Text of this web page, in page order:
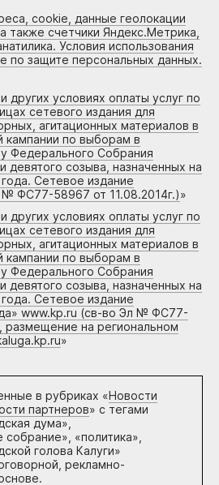
cookie, данные геолокации
также счетчики Яндекс.Метрика,
Условия использования
по защите персональных данных.
других условиях оплаты услуг по
сетевого издания для
агитационных материалов в
кампании по выборам в
Федерального Собрания
девятого созыва, назначенных на
Сетевое издание
ФС77-58967 от 11.08.2014г.)»
других условиях оплаты услуг по
сетевого издания для
агитационных материалов в
кампании по выборам в
Федерального Собрания
девятого созыва, назначенных на
Сетевое издание
www.kp.ru (св-во Эл № ФС77-
размещение на региональном
»
в рубриках «Новости
партнеров» с тегами
дума»,
собрание», «политика»,
голова Калуги»
рекламно-